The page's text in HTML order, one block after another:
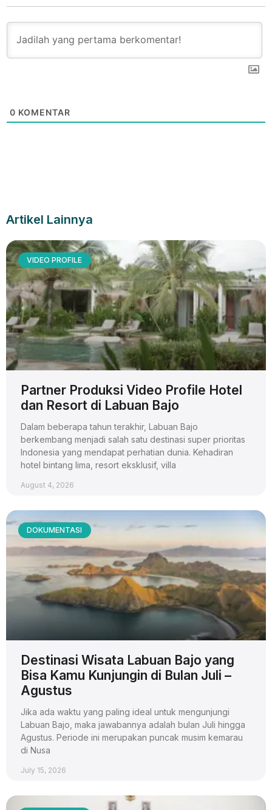
0 KOMENTAR
Artikel Lainnya
VIDEO PROFILE
Partner Produksi Video Profile Hotel
dan Resort di Labuan Bajo
Dalam beberapa tahun terakhir, Labuan Bajo
berkembang menjadi salah satu destinasi super prioritas
Indonesia yang mendapat perhatian dunia. Kehadiran
hotel bintang lima, resort eksklusif, villa
August 4, 2026
DOKUMENTASI
Destinasi Wisata Labuan Bajo yang
Bisa Kamu Kunjungin di Bulan Juli –
Agustus
Jika ada waktu yang paling ideal untuk mengunjungi
Labuan Bajo, maka jawabannya adalah bulan Juli hingga
Agustus. Periode ini merupakan puncak musim kemarau
di Nusa
July 15, 2026